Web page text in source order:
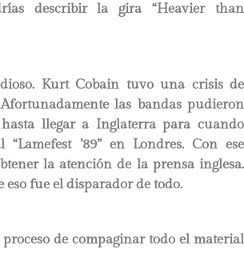
describir la gira “Heavier than
Kurt Cobain tuvo una crisis de
las bandas pudieron
llegar a Inglaterra para cuando
“Lamefest ’89” en Londres. Con ese
la atención de la prensa inglesa.
eso fue el disparador de todo.
de compaginar todo el material